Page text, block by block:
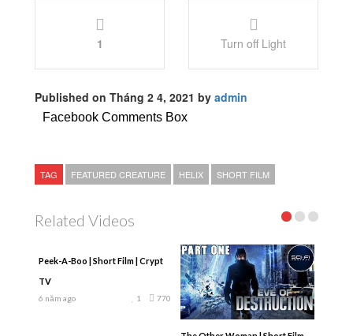
1 Turn off Light
Published on Tháng 2 4, 2021 by admin
Facebook Comments Box
TAG FEATURED CREATURE HELIX SHORT FILM
Related Videos
Peek-A-Boo | Short Film | Crypt
TV
6 năm ago 770
1